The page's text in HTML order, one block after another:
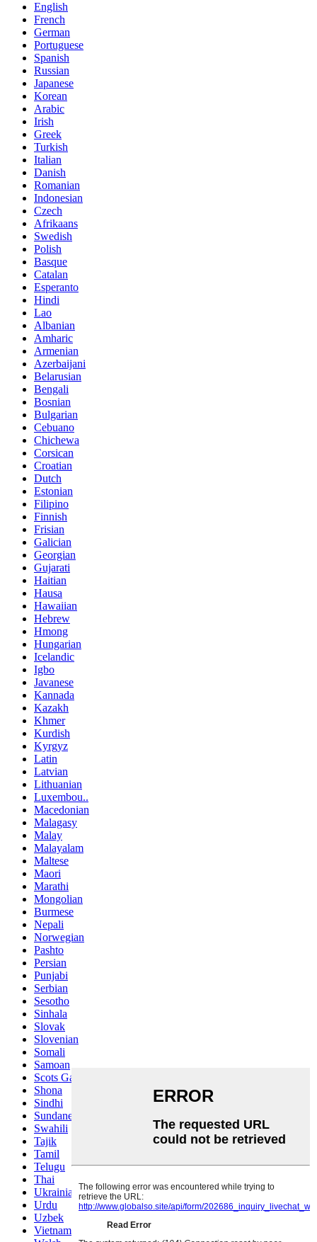
English
French
German
Portuguese
Spanish
Russian
Japanese
Korean
Arabic
Irish
Greek
Turkish
Italian
Danish
Romanian
Indonesian
Czech
Afrikaans
Swedish
Polish
Basque
Catalan
Esperanto
Hindi
Lao
Albanian
Amharic
Armenian
Azerbaijani
Belarusian
Bengali
Bosnian
Bulgarian
Cebuano
Chichewa
Corsican
Croatian
Dutch
Estonian
Filipino
Finnish
Frisian
Galician
Georgian
Gujarati
Haitian
Hausa
Hawaiian
Hebrew
Hmong
Hungarian
Icelandic
Igbo
Javanese
Kannada
Kazakh
Khmer
Kurdish
Kyrgyz
Latin
Latvian
Lithuanian
Luxembou..
Macedonian
Malagasy
Malay
Malayalam
Maltese
Maori
Marathi
Mongolian
Burmese
Nepali
Norwegian
Pashto
Persian
Punjabi
Serbian
Sesotho
Sinhala
Slovak
Slovenian
Somali
Samoan
Scots Gaelic
Shona
Sindhi
Sundanese
Swahili
Tajik
Tamil
Telugu
Thai
Ukrainian
Urdu
Uzbek
Vietnamese